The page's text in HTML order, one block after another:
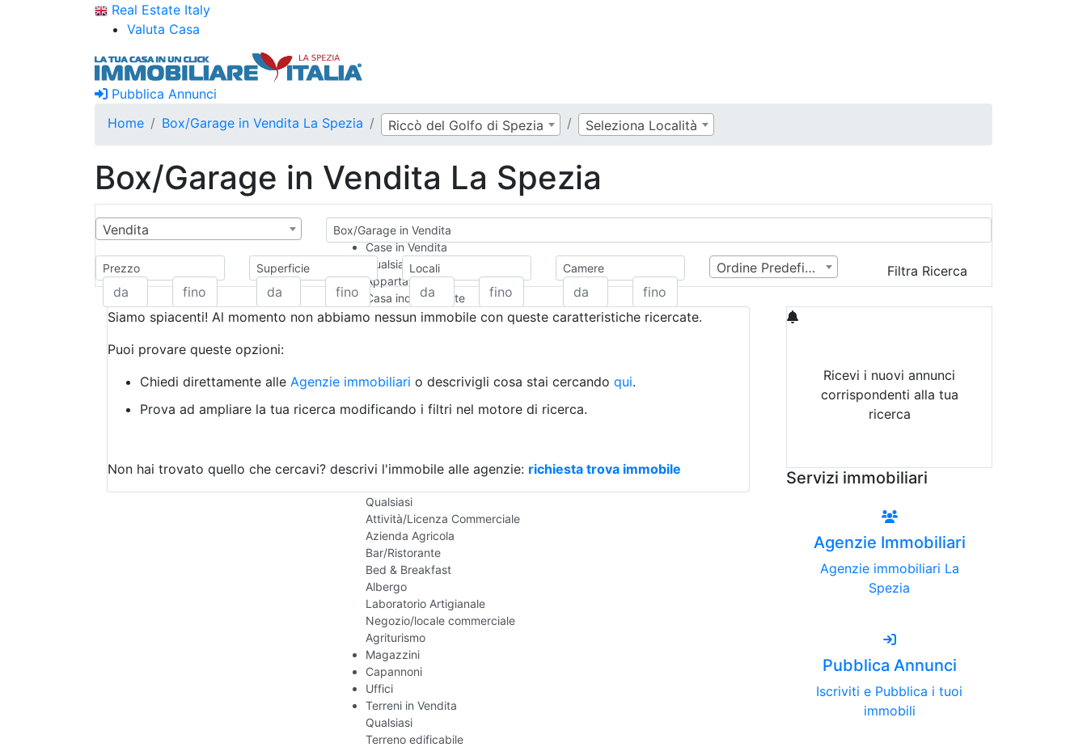
Real Estate Italy
Valuta Casa
Pubblica Annunci
Home
Box/Garage in Vendita La Spezia Riccò del Golfo di Spezia Seleziona Località
Box/Garage in Vendita La Spezia
Vendita
Box/Garage in Vendita
Case in Vendita
Qualsiasi
Appartamento
Casa indipendente
Casa Semi-indipendente
Rustico/Casale
Camera d'Albergo
Box/Garage
Qualsiasi
Attività/Licenza Commerciale
Azienda Agricola
Bar/Ristorante
Bed & Breakfast
Albergo
Laboratorio Artigianale
Negozio/locale commerciale
Agriturismo
Magazzini
Capannoni
Uffici
Terreni in Vendita
Qualsiasi
Terreno edificabile
Prezzo Superficie Locali Camere Ordine Predefinito Filtra Ricerca
Siamo spiacenti! Al momento non abbiamo nessun immobile con queste caratteristiche ricercate.
Puoi provare queste opzioni:
Chiedi direttamente alle Agenzie immobiliari o descrivigli cosa stai cercando qui.
Prova ad ampliare la tua ricerca modificando i filtri nel motore di ricerca.
Non hai trovato quello che cercavi? descrivi l'immobile alle agenzie: richiesta trova immobile
Ricevi i nuovi annunci
corrispondenti alla tua
ricerca
Servizi immobiliari
Agenzie Immobiliari
Agenzie immobiliari La
Spezia
Pubblica Annunci
Iscriviti e Pubblica i tuoi
immobili